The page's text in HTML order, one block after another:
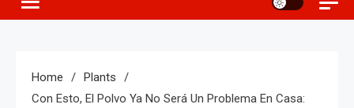
Home
Plants
Con Esto, El Polvo Ya No Será Un Problema En Casa: